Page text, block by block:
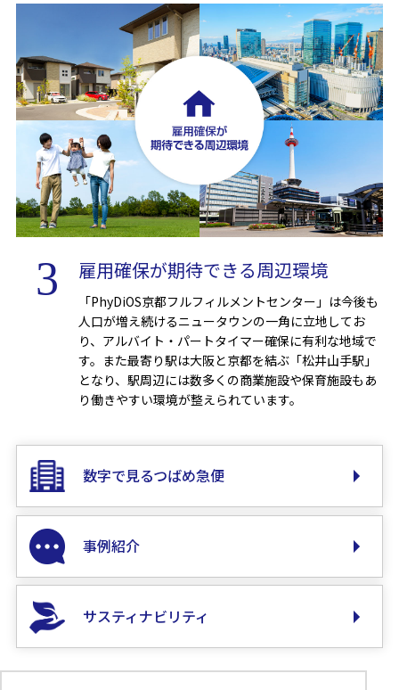
雇用確保が期待できる周辺環境
「PhyDiOS京都フルフィルメントセンター」は今後も
人口が増え続けるニュータウンの一角に立地してお
り、アルバイト・パートタイマー確保に有利な地域で
す。また最寄り駅は大阪と京都を結ぶ「松井山手駅」
となり、駅周辺には数多くの商業施設や保育施設もあ
り働きやすい環境が整えられています。
数字で見るつばめ急便
事例紹介
サスティナビリティ